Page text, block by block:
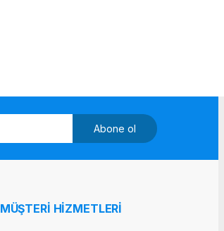
Abone ol
MÜŞTERİ HİZMETLERİ